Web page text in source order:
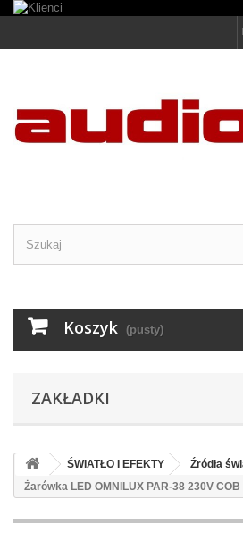
Koszyk (pusty)
ZAKŁADKI
ŚWIATŁO I EFEKTY Źródła
Żarówka LED OMNILUX PAR-38 230V